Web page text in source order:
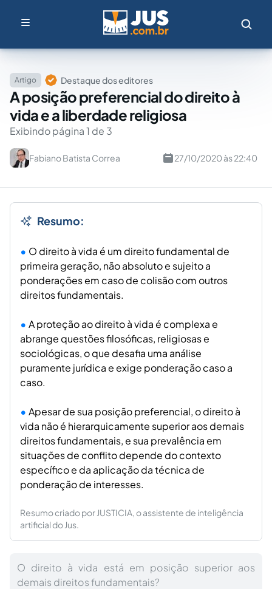
Artigo Destaque dos editores
A posição preferencial do direito à
vida e a liberdade religiosa
Exibindo página 1 de 3
Fabiano Batista Correa 27/10/2020 às 22:40
Resumo:
O direito à vida é um direito fundamental de
primeira geração, não absoluto e sujeito a
ponderações em caso de colisão com outros
direitos fundamentais.
A proteção ao direito à vida é complexa e
abrange questões filosóficas, religiosas e
sociológicas, o que desafia uma análise
puramente jurídica e exige ponderação caso a
caso.
Apesar de sua posição preferencial, o direito à
vida não é hierarquicamente superior aos demais
direitos fundamentais, e sua prevalência em
situações de conflito depende do contexto
específico e da aplicação da técnica de
ponderação de interesses.
Resumo criado por JUSTICIA, o assistente de inteligência
artificial do Jus.
O direito à vida está em posição superior aos
demais direitos fundamentais?